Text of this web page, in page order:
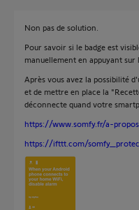
Non pas de solution.
Pour savoir si le badge est
manuellement en appuyant sur
Après vous avez la possibilité
et de mettre en place la
déconnecte quand votre
https://www.somfy.fr/a-
https://ifttt.com/